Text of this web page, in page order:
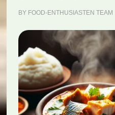
BY FOOD-ENTHUSIASTEN TEAM